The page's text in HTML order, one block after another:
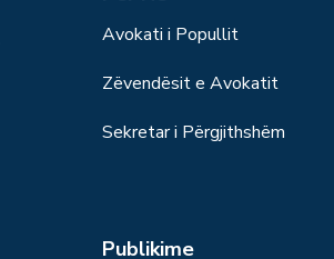
Avokati i Popullit
Zëvendësit e Avokatit
Sekretar i Përgjithshëm
Publikime